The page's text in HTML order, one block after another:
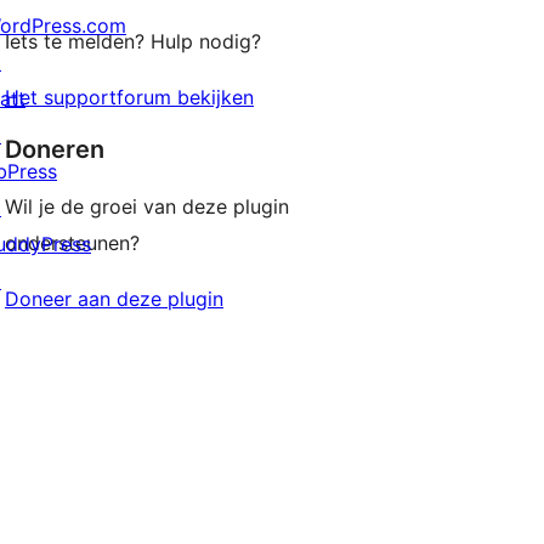
Iets te melden? Hulp nodig?
Het supportforum bekijken
Doneren
Wil je de groei van deze plugin
ondersteunen?
Doneer aan deze plugin